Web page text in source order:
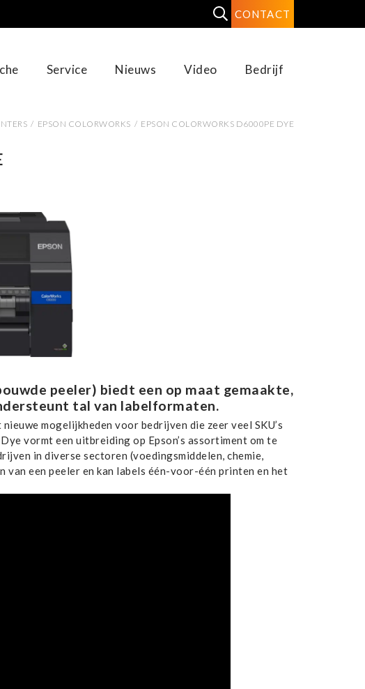
CONTACT
Service Nieuws Video Bedrijf
/ EPSON COLORWORKS / EPSON COLORWORKS D6000PE DYE
peeler) biedt een op maat gemaakte,
tal van labelformaten.
mogelijkheden voor bedrijven die zeer veel SKU’s
vormt een uitbreiding op Epson’s assortiment om te
in diverse sectoren (voedingsmiddelen, chemie,
een peeler en kan labels één-voor-één printen en het